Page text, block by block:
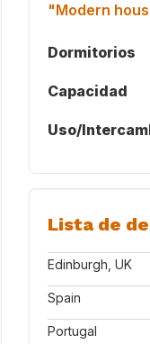
"Modern
Dormitorios
Capacidad
Uso/
Lista de
Edinburgh, UK
Spain
Portugal